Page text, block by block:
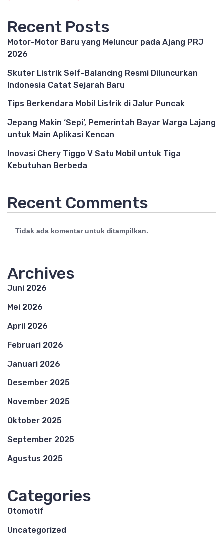
Recent Posts
Motor-Motor Baru yang Meluncur pada Ajang PRJ
2026
Skuter Listrik Self-Balancing Resmi Diluncurkan
Indonesia Catat Sejarah Baru
Tips Berkendara Mobil Listrik di Jalur Puncak
Jepang Makin ‘Sepi’, Pemerintah Bayar Warga Lajang
untuk Main Aplikasi Kencan
Inovasi Chery Tiggo V Satu Mobil untuk Tiga
Kebutuhan Berbeda
Recent Comments
Tidak ada komentar untuk ditampilkan.
Archives
Juni 2026
Mei 2026
April 2026
Februari 2026
Januari 2026
Desember 2025
November 2025
Oktober 2025
September 2025
Agustus 2025
Categories
Otomotif
Uncategorized